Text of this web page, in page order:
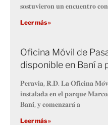
𝐬𝐨𝐬𝐭𝐮𝐯𝐢𝐞𝐫𝐨𝐧 𝐮𝐧 𝐞𝐧𝐜𝐮𝐞𝐧𝐭𝐫𝐨 𝐜𝐨𝐧
Leer más »
Oficina Móvil de
disponible en Baní a
𝐏𝐞𝐫𝐚𝐯𝐢𝐚, 𝐑.𝐃. 𝐋𝐚 𝐎𝐟𝐢𝐜𝐢𝐧𝐚
𝐢𝐧𝐬𝐭𝐚𝐥𝐚𝐝𝐚 𝐞𝐧 𝐞𝐥 𝐩𝐚𝐫𝐪𝐮𝐞
𝐁𝐚𝐧𝐢́, 𝐲 𝐜𝐨𝐦𝐞𝐧𝐳𝐚𝐫𝐚́ 𝐚
Leer más »